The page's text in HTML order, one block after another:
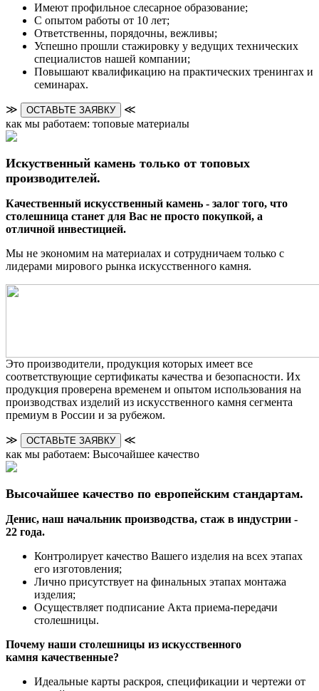
Имеют профильное слесарное образование;
С опытом работы от 10 лет;
Ответственны, порядочны, вежливы;
Успешно прошли стажировку у ведущих технических
специалистов нашей компании;
Повышают квалификацию на практических тренингах и
семинарах.
≫ ОСТАВЬТЕ ЗАЯВКУ
≪
как мы работаем: топовые материалы
Искуственный камень только от топовых
производителей.
Качественный искусственный камень - залог того, что
столешница станет для Вас не просто покупкой, а
отличной инвестицией.
Мы не экономим на материалах и сотрудничаем только с
лидерами мирового рынка искусственного камня.
Это производители, продукция которых имеет все
соответствующие сертификаты качества и безопасности. Их
продукция проверена временем и опытом использования на
производствах изделий из искусственного камня сегмента
премиум в России и за рубежом.
≫ ОСТАВЬТЕ ЗАЯВКУ
≪
как мы работаем: Высочайшее качество
Высочайшее качество по европейским стандартам.
Денис, наш начальник производства, стаж в индустрии -
22 года.
Контролирует качество Вашего изделия на всех этапах
его изготовления;
Лично присутствует на финальных этапах монтажа
изделия;
Осуществляет подписание Акта приема-передачи
столешницы.
Почему наши столешницы из искусственного
камня качественные?
Идеальные карты раскроя, спецификации и чертежи от